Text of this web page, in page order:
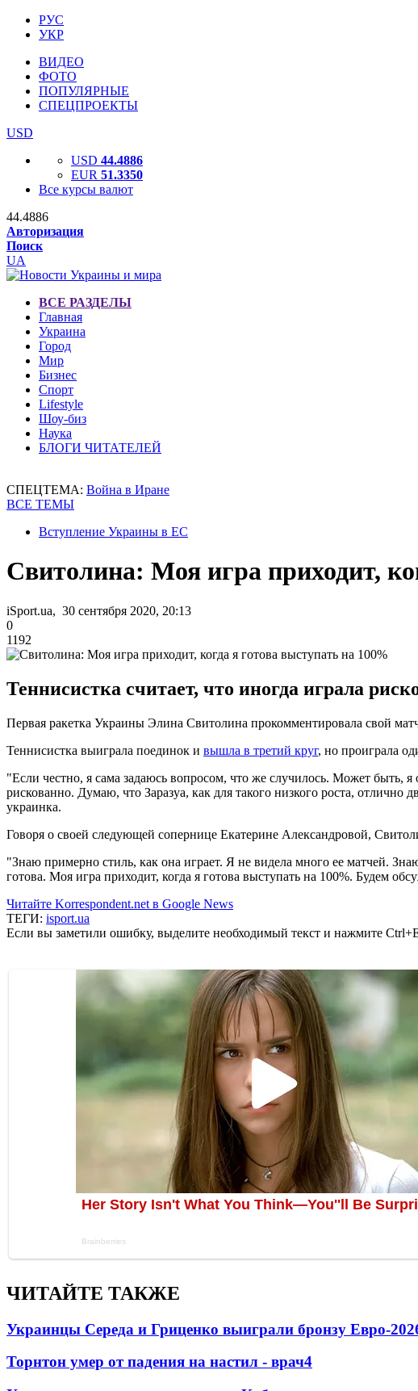
РУС
УКР
ВИДЕО
ФОТО
ПОПУЛЯРНЫЕ
СПЕЦПРОЕКТЫ
USD
USD 44.4886
EUR 51.3350
Все курсы валют
44.4886
Авторизация
Поиск
UA
ВСЕ РАЗДЕЛЫ
Главная
Украина
Город
Мир
Бизнес
Спорт
Lifestyle
Шоу-биз
Наука
БЛОГИ ЧИТАТЕЛЕЙ
СПЕЦТЕМА: Война в Иране
ВСЕ ТЕМЫ
Вступление Украины в ЕС
Свитолина: Моя игра приходит,
iSport.ua, 30 сентября 2020, 20:13
0
1192
Теннисистка считает, что иногда играла
Первая ракетка Украины Элина Свитолина прокомментировала свой
Теннисистка выиграла поединок и вышла в третий круг, но проиграла
"Если честно, я сама задаюсь вопросом, что же случилось. Может быть,
рискованно. Думаю, что Заразуа, как для такого низкого роста,
украинка.
Говоря о своей следующей сопернице Екатерине Александровой,
"Знаю примерно стиль, как она играет. Я не видела много ее матчей.
готова. Моя игра приходит, когда я готова выступать на 100%. Будем
Читайте Korrespondent.net в Google News
ТЕГИ: isport.ua
Если вы заметили ошибку, выделите необходимый текст и нажмите
ЧИТАЙТЕ ТАКЖЕ
Украинцы Середа и Гриценко выиграли бронзу Евро-
Торнтон умер от падения на настил - врач4